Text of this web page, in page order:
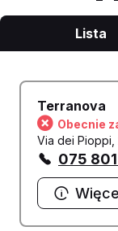
Lista
Terranova
Obecnie
Via dei Pioppi,
075 801